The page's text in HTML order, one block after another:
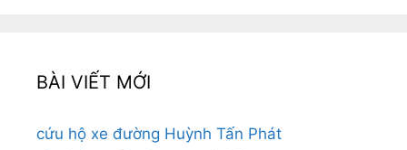
BÀI VIẾT MỚI
cứu hộ xe đường Huỳnh Tấn Phát